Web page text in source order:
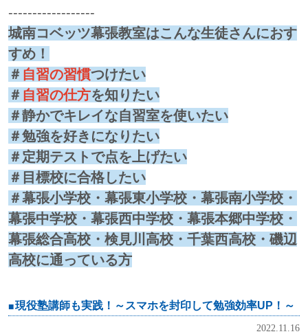
------------------
城南コベッツ幕張教室はこんな生徒さんにおす
すめ！
＃ 自習の習慣つけたい
＃ 自習の仕方を知りたい
＃静かでキレイな自習室を使いたい
＃勉強を好きになりたい
＃定期テストで点を上げたい
＃目標校に合格したい
＃幕張小学校・幕張東小学校・幕張南小学校・
幕張中学校・幕張西中学校・幕張本郷中学校・
幕張総合高校・検見川高校・千葉西高校・磯辺
高校に通っている方
現役塾講師も実践！～スマホを封印して勉強効率UP！～
2022.11.16